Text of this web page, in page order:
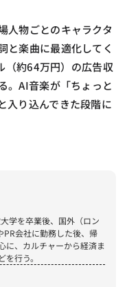
人物ごとのキャラクタ
と楽曲に最適化してく
（約64万円）の広告収
。AI音楽が「ちょっと
入り込んできた段階に
学を卒業後、国外（ロン
PR会社に勤務した後、帰
に、カルチャーから経済ま
行う。